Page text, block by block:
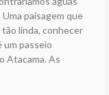
paisagem que
tão linda, conhecer
um passeio
Atacama. As